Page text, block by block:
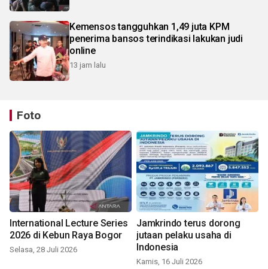
Kemensos tangguhkan 1,49 juta KPM
penerima bansos terindikasi lakukan judi
online
13 jam lalu
Foto
International Lecture Series
2026 di Kebun Raya Bogor
Selasa, 28 Juli 2026
Jamkrindo terus dorong
jutaan pelaku usaha di
Indonesia
Kamis, 16 Juli 2026